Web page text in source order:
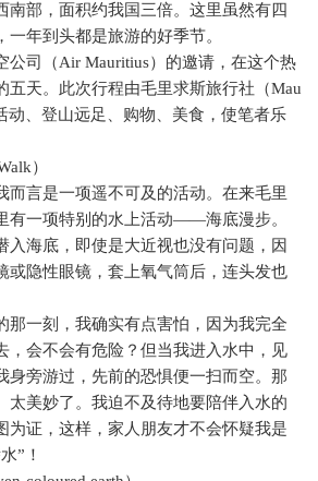
南部，面积约我国三倍。这里虽然有四
年到头都是旅游的好季节。
公司（Air Mauritius）的邀请，在这个热
五天。此次行程由毛里求斯旅行社（Mau
动、登山远足、购物、美食，使笔者乐
）
而言是一项遥不可及的活动。在来毛里
有一项特别的水上活动——海底漫步。
入海底，即使是大近视也没有问题，因
或隐性眼镜，套上氧气筒后，连头发也
那一刻，我确实有点害怕，因为我完全
，会不会有危险？但当我进入水中，见
身旁游过，先前的恐惧便一扫而空。那
太美妙了。我迫不及待地要陪伴入水的
为证，这样，家人朋友才不会怀疑我是
”！